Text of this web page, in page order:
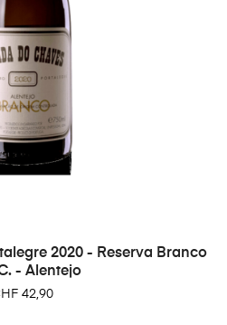
2020 - Reserva Branco
- Alentejo
42,90